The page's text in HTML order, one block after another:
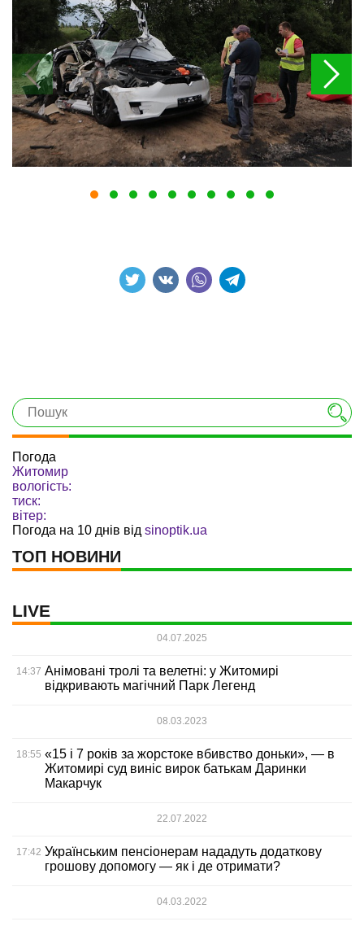
Погода
Житомир
вологість:
тиск:
вітер:
Погода на 10 днів від sinoptik.ua
ТОП НОВИНИ
LIVE
04.07.2025
14:37 Анімовані тролі та велетні: у Житомирі
відкривають магічний Парк Легенд
08.03.2023
18:55 «15 і 7 років за жорстоке вбивство доньки», — в
Житомирі суд виніс вирок батькам Даринки
Макарчук
22.07.2022
17:42 Українським пенсіонерам нададуть додаткову
грошову допомогу — як і де отримати?
04.03.2022